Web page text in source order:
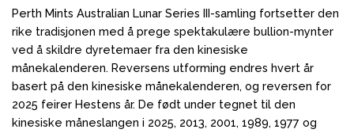
Perth Mints Australian Lunar Series III-samling fortsetter den
rike tradisjonen med å prege spektakulære bullion-mynter
ved å skildre dyretemaer fra den kinesiske
månekalenderen. Reversens utforming endres hvert år
basert på den kinesiske månekalenderen, og reversen for
2025 feirer Hestens år. De født under tegnet til den
kinesiske måneslangen i 2025, 2013, 2001, 1989, 1977 og